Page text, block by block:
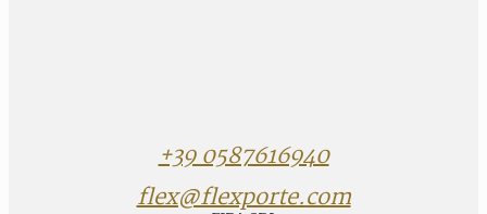
+39 0587616940
flex@flexporte.com